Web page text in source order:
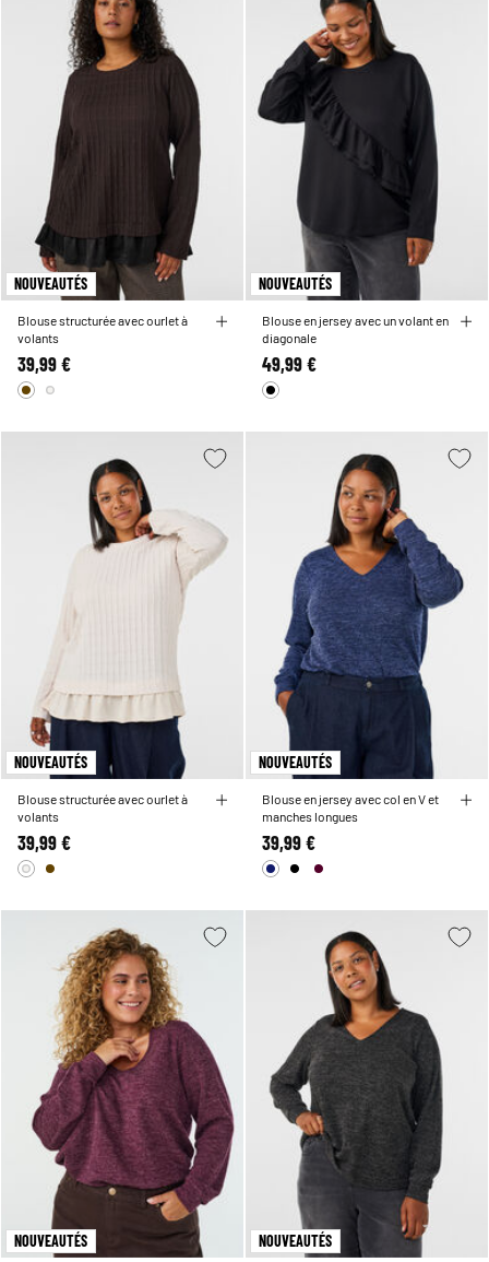
NOUVEAUTÉS
Blouse structurée avec ourlet à
volants
39,99 €
NOUVEAUTÉS
Blouse en jersey avec un volant en
diagonale
49,99 €
NOUVEAUTÉS
Blouse structurée avec ourlet à
volants
39,99 €
NOUVEAUTÉS
Blouse en jersey avec col en V et
manches longues
39,99 €
NOUVEAUTÉS NOUVEAUTÉS